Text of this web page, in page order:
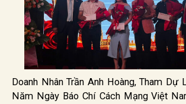
Doanh Nhân Trần Anh Hoàng, Tham Dự
Năm Ngày Báo Chí Cách Mạng Việt